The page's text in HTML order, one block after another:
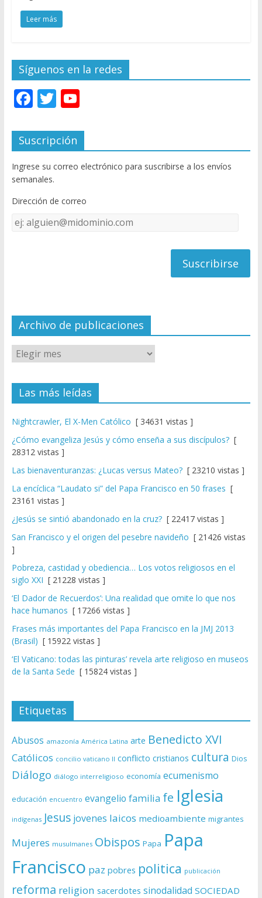
Leer más
Síguenos en la redes
F
e
b
o
o
k
T
itt
er
Y
u
T
u
e
C
el
Suscripción
Ingrese su correo electrónico para suscribirse a los envíos
semanales.
Dirección de correo
Dirección
Archivo de publicaciones
Las más leídas
Nightcrawler, El X-Men Católico [ 34631 vistas ]
¿Cómo evangeliza Jesús y cómo enseña a sus discípulos?[
28312 vistas ]
Las bienaventuranzas: ¿Lucas versus Mateo?[ 23210 vistas ]
La encíclica “Laudato si” del Papa Francisco en 50 frases [
23161 vistas ]
¿Jesús se sintió abandonado en la cruz?[ 22417 vistas ]
San Francisco y el origen del pesebre navideño [ 21426 vistas
]
Pobreza, castidad y obediencia… Los votos religiosos en el
siglo XXI [ 21228 vistas ]
‘El Dador de Recuerdos’: Una realidad que omite lo que nos
hace humanos [ 17266 vistas ]
Frases más importantes del Papa Francisco en la JMJ 2013
(Brasil) [ 15922 vistas ]
‘El Vaticano: todas las pinturas’ revela arte religioso en museos
de la Santa Sede [ 15824 vistas ]
Etiquetas
Abusos amazonía América Latina arte Benedicto XVI
Católicos concilio vaticano II conflicto cristianos cultura Dios
Diálogo diálogo interreligioso economía ecumenismo
educación encuentro evangelio familia fe Iglesia
indígenas Jesus jovenes laicos medioambiente migrantes
Mujeres musulmanes Obispos Papa Papa
Francisco paz pobres politica publicación
reforma religion sacerdotes sinodalidad SOCIEDAD